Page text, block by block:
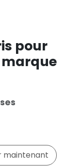
pour
maintenant